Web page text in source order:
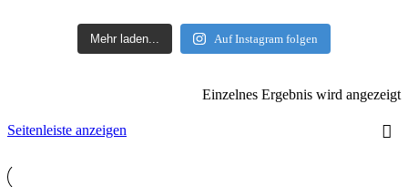
Mehr laden... Auf Instagram folgen
Einzelnes Ergebnis wird angezeigt
Seitenleiste anzeigen